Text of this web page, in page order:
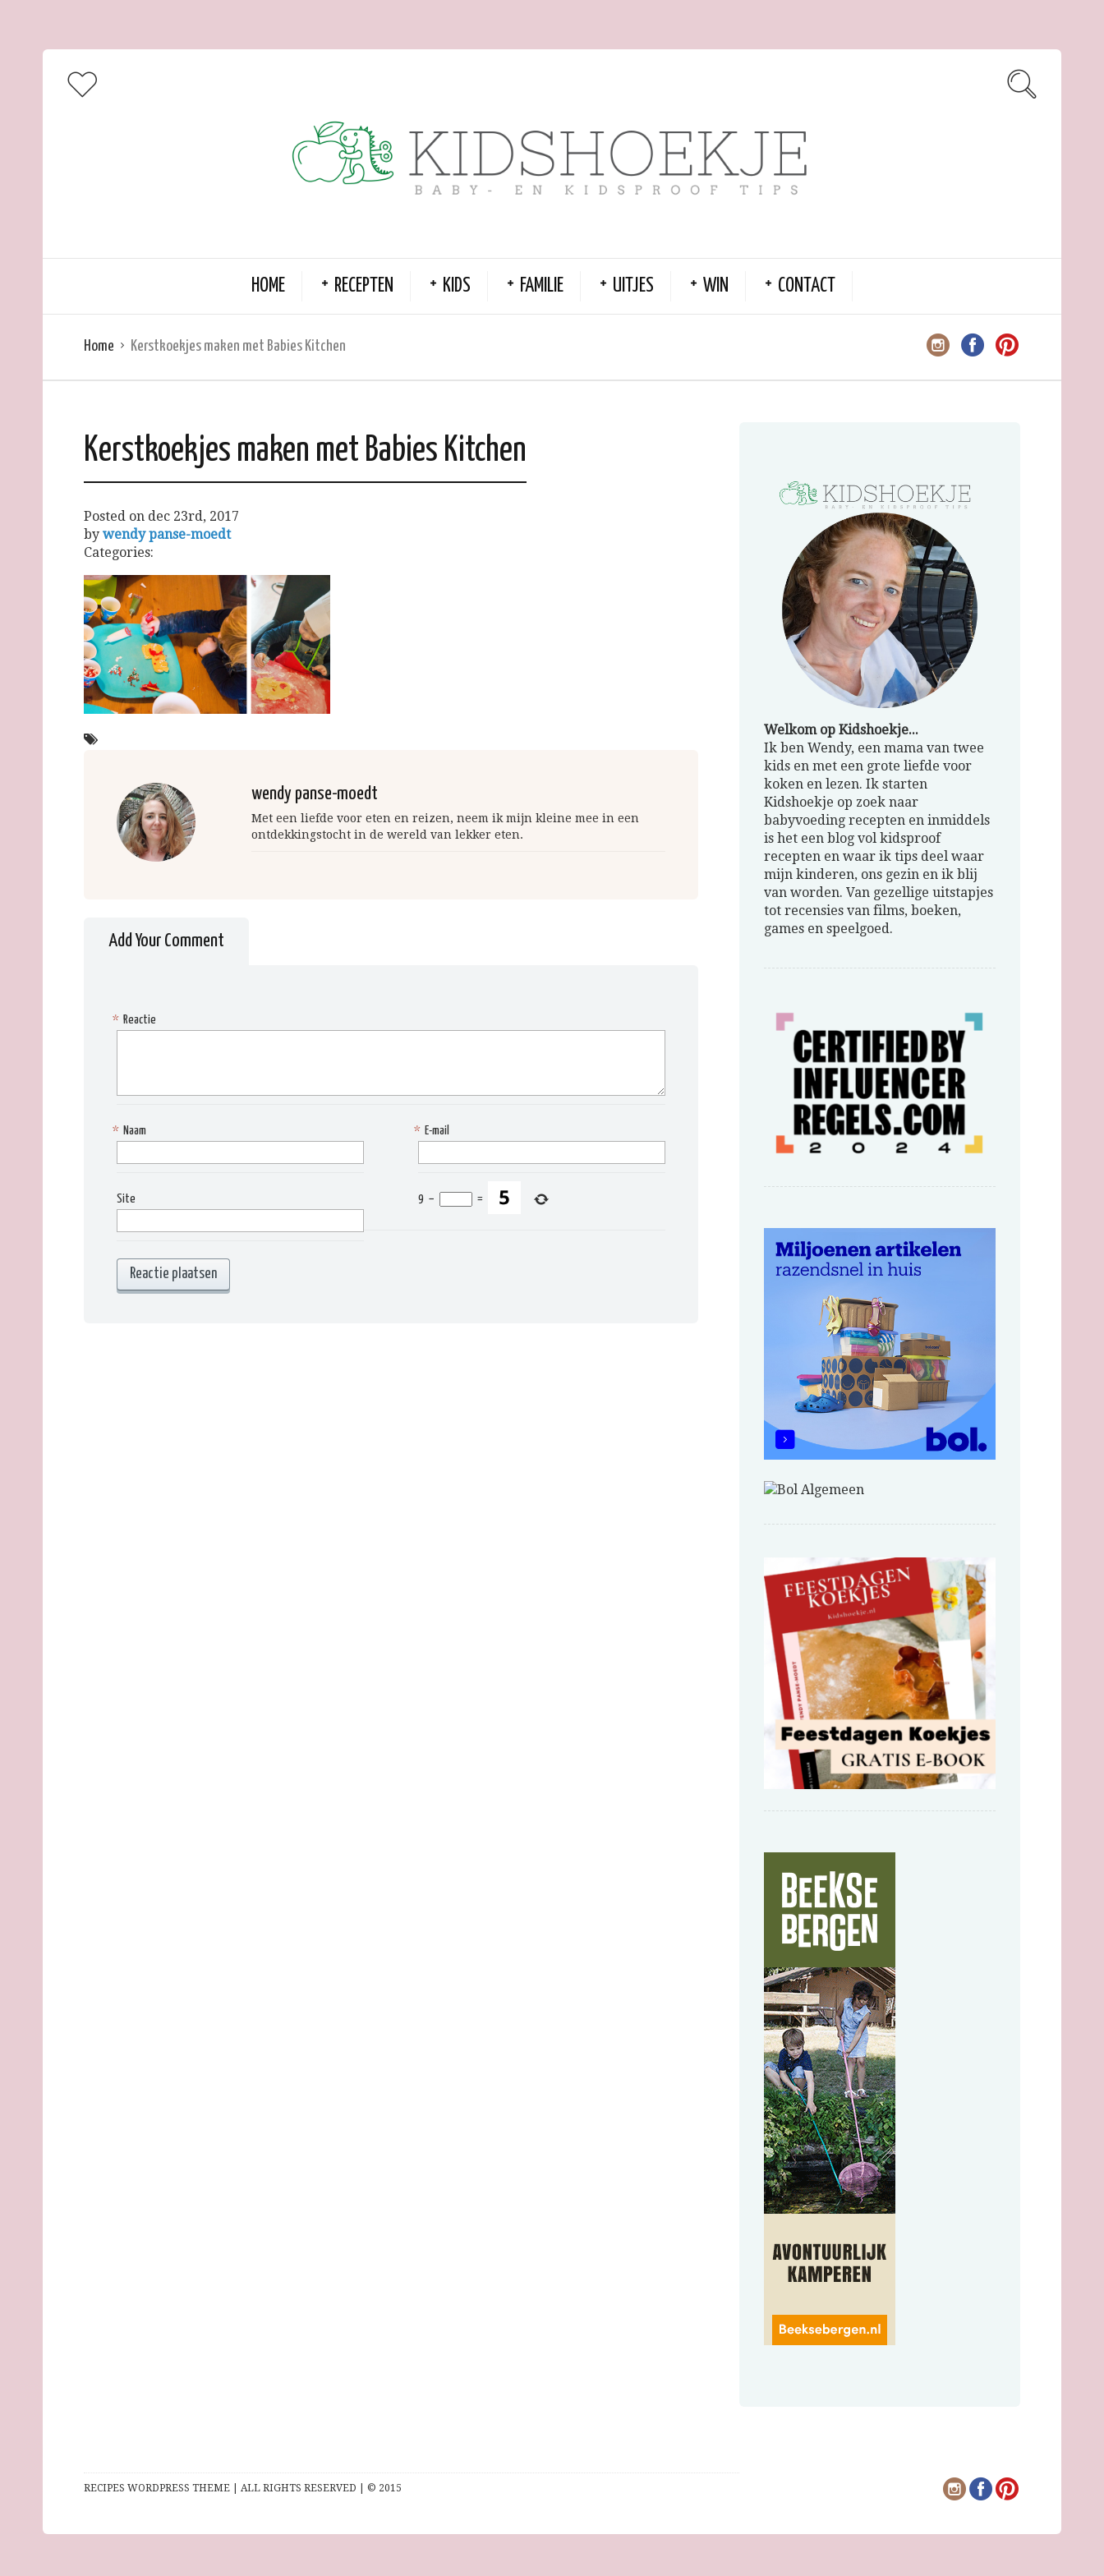
HOME RECEPTEN KIDS FAMILIE UITJES WIN CONTACT
Home Kerstkoekjes maken met Babies Kitchen
Kerstkoekjes maken met Babies Kitchen
Posted on dec 23rd, 2017
by wendy panse-moedt
Categories:
wendy panse-moedt
Met een liefde voor eten en reizen, neem ik mijn kleine mee in een
ontdekkingstocht in de wereld van lekker eten.
Add Your Comment
Reactie
*
Naam
* E-mail
*
Site 9 − =
Welkom op Kidshoekje...
Ik ben Wendy, een mama van twee
kids en met een grote liefde voor
koken en lezen. Ik starten
Kidshoekje op zoek naar
babyvoeding recepten en inmiddels
is het een blog vol kidsproof
recepten en waar ik tips deel waar
mijn kinderen, ons gezin en ik blij
van worden. Van gezellige uitstapjes
tot recensies van films, boeken,
games en speelgoed.
RECIPES WORDPRESS THEME | ALL RIGHTS RESERVED | © 2015